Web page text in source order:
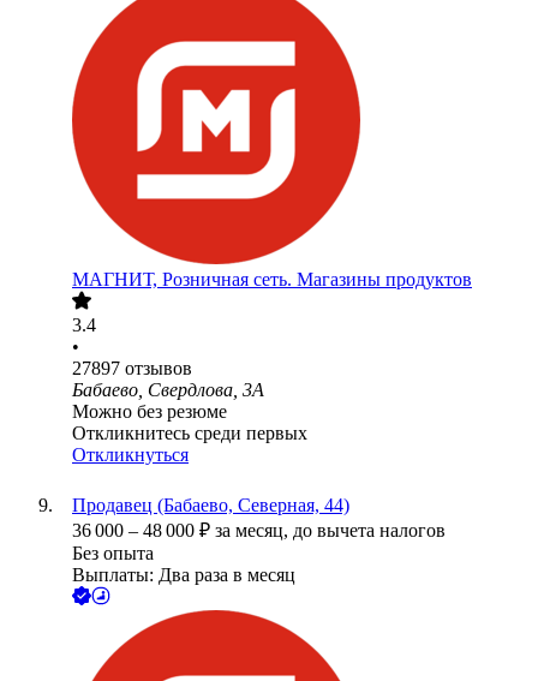
МАГНИТ, Розничная сеть. Магазины продуктов
3.4
•
27897 отзывов
Бабаево, Свердлова, 3А
Можно без резюме
Откликнитесь среди первых
Откликнуться
Продавец (Бабаево, Северная, 44)
36 000 – 48 000 ₽ за месяц, до вычета налогов
Без опыта
Выплаты: Два раза в месяц